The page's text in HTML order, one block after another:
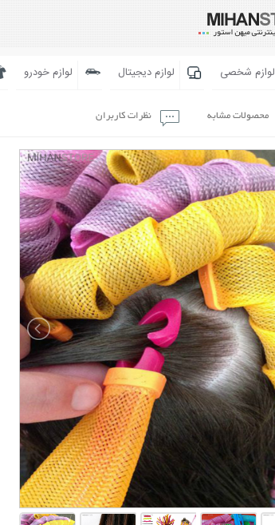
لوازم شخصی لوازم دیجیتال لوازم خودرو
محصولات مشابه نظرات کاربران